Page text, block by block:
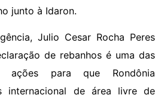
junto à Idaron.
Julio Cesar Rocha Peres
de rebanhos é uma das
ações para que Rondônia
internacional de área livre de